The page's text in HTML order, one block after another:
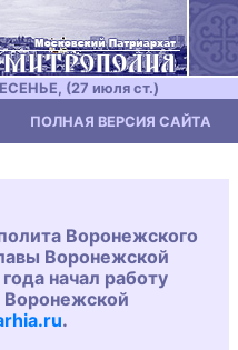
(27 июля ст.)
ПОЛНАЯ ВЕРСИЯ САЙТА
Воронежского
Воронежской
начал работу
.